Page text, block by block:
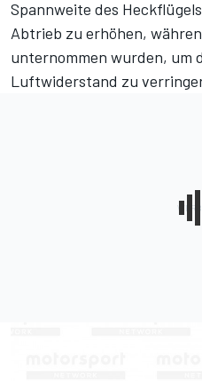
Spannweite des
Abtrieb zu erhöhen,
unternommen wurden, um
Luftwiderstand zu